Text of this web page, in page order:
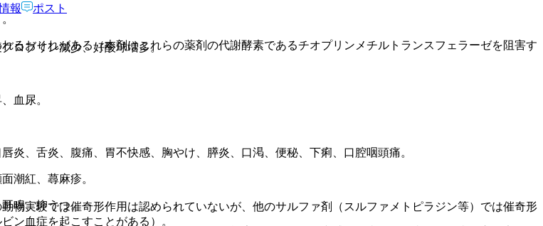
おそれがある（本剤はこれらの薬剤の代謝酵素であるチオプリンメチルトランスフェラーゼを阻害す
物実験では催奇形作用は認められていないが、他のサルファ剤（スルファメトピラジン等）では催奇形
ン血症を起こすことがある）。
ロブリン減少、好酸球増多。
血尿。
、舌炎、腹痛、胃不快感、胸やけ、膵炎、口渇、便秘、下痢、口腔咽頭痛。
潮紅、蕁麻疹。
鳴、抑うつ。
報 ポスト